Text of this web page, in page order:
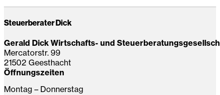
Steuerberater Dick
Gerald Dick Wirtschafts- und
Mercatorstr. 99
21502 Geesthacht
Öffnungszeiten
Montag – Donnerstag